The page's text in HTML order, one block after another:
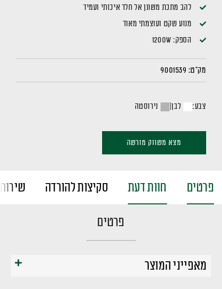
להב מתכת משונן אל חלד איכותי ועמיד
מנוע שקט ועוצמתי מאוד
הספק: 1200W
מק"ט: 9001539
צבע: לבן| נירוסטה
מצא משווק מורשה
פרטים חוות דעת סקיצות להורדה
פרטים
מאפייני המוצר